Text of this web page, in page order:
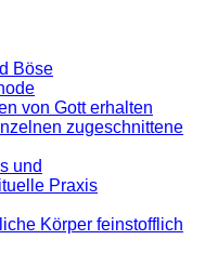
Böse
von Gott erhalten
zugeschnittene
und
Praxis
Körper feinstofflich